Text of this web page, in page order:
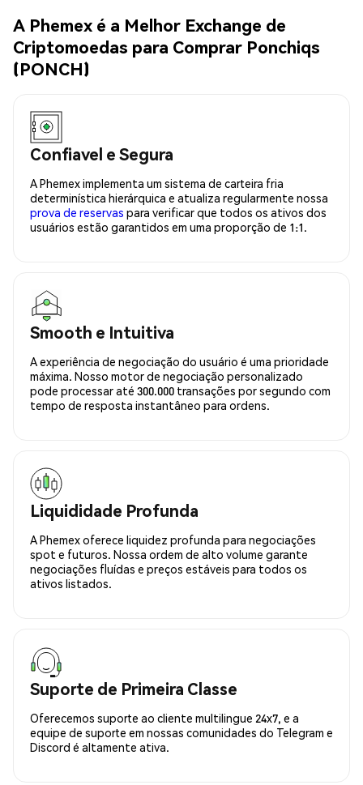
A Phemex é a Melhor Exchange de
Criptomoedas para Comprar Ponchiqs
(PONCH)
Confiavel e Segura
A Phemex implementa um sistema de carteira fria
determinística hierárquica e atualiza regularmente nossa
prova de reservas para verificar que todos os ativos dos
usuários estão garantidos em uma proporção de 1:1.
Smooth e Intuitiva
A experiência de negociação do usuário é uma prioridade
máxima. Nosso motor de negociação personalizado
pode processar até 300.000 transações por segundo com
tempo de resposta instantâneo para ordens.
Liquididade Profunda
A Phemex oferece liquidez profunda para negociações
spot e futuros. Nossa ordem de alto volume garante
negociações fluídas e preços estáveis para todos os
ativos listados.
Suporte de Primeira Classe
Oferecemos suporte ao cliente multilingue 24x7, e a
equipe de suporte em nossas comunidades do Telegram e
Discord é altamente ativa.